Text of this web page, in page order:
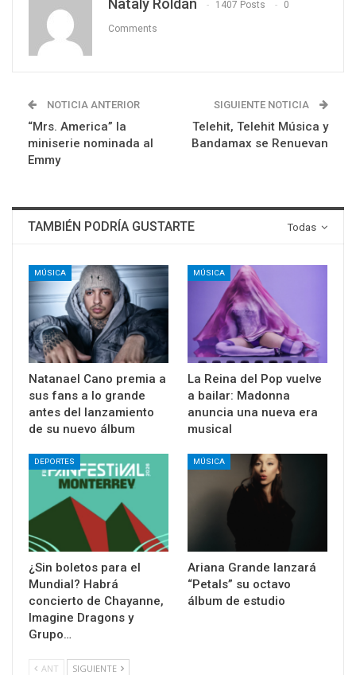
1407 Posts 0
Comments
NOTICIA ANTERIOR
“Mrs. America” la
miniserie nominada al
Emmy
SIGUIENTE NOTICIA
Telehit, Telehit Música y
Bandamax se Renuevan
Todas
TAMBIÉN PODRÍA GUSTARTE
MÚSICA
Natanael Cano premia a
sus fans a lo grande
antes del lanzamiento
de su nuevo álbum
MÚSICA
La Reina del Pop vuelve
a bailar: Madonna
anuncia una nueva era
musical
DEPORTES
¿Sin boletos para el
Mundial? Habrá
concierto de Chayanne,
Imagine Dragons y
Grupo…
MÚSICA
Ariana Grande lanzará
“Petals” su octavo
álbum de estudio
ANT SIGUIENTE